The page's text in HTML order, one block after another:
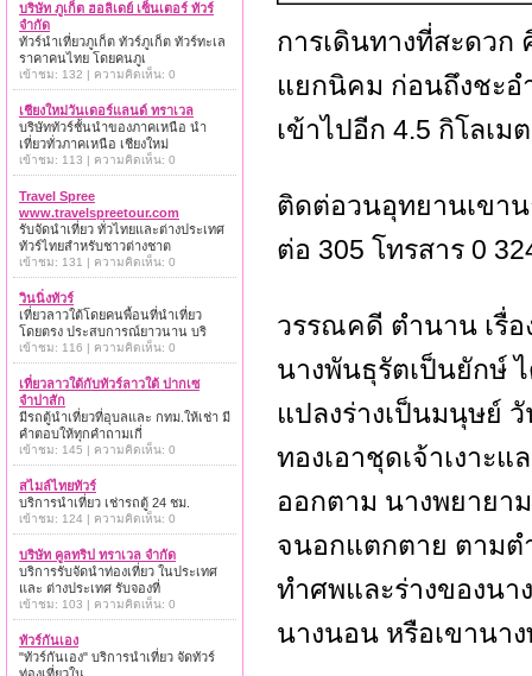
การเดินทางที่สะดวก
แยกนิคม ก่อนถึงชะอ
เข้าไปอีก 4.5 กิโลเม
ติดต่อวนอุทยานเขาน
ต่อ 305 โทรสาร 0
วรรณคดี ตำนาน เรื่อ
นางพันธุรัตเป็นยักษ์
แปลงร่างเป็นมนุษย์
ทองเอาชุดเจ้าเงาะ
ออกตาม นางพยายา
จนอกแตกตาย ตามต
ทำศพและร่างของนา
นางนอน หรือเขานา
บริษัท ภูเก็ต ฮอลิเดย์ เซ็นเตอร์ ทัวร์
จำกัด
ทัวร์นำเที่ยวภูเก็ต ทัวร์ภูเก็ต ทัวร์ทะเล
ราคาคนไทย โดยคนภูเ
เข้าชม: 132 | ความคิดเห็น: 0
เชียงใหม่วันเดอร์แลนด์ ทราเวล
บริษัททัวร์ชั้นนำของภาคเหนือ นำ
เที่ยวทั่วภาคเหนือ เชียงใหม่
เข้าชม: 113 | ความคิดเห็น: 0
Travel Spree
www.travelspreetour.com
รับจัดนำเที่ยว ทั่วไทยและต่างประเทศ
ทัวร์ไทยสำหรับชาวต่างชาต
เข้าชม: 131 | ความคิดเห็น: 0
วินนิ่งทัวร์
เที่ยวลาวใต้โดยคนพื้อนที่นำเที่ยว
โดยตรง ประสบการณ์ยาวนาน บริ
เข้าชม: 116 | ความคิดเห็น: 0
เที่ยวลาวใต้กับทัวร์ลาวใต้ ปากเซ
จำปาสัก
มีรถตู้นำเที่ยวที่อุบลและ กทม.ให้เช่า มี
คำตอบให้ทุกคำถามเกี่
เข้าชม: 145 | ความคิดเห็น: 0
สไมล์ไทยทัวร์
บริการนำเที่ยว เช่ารถตู้ 24 ชม.
เข้าชม: 124 | ความคิดเห็น: 0
บริษัท คูลทริป ทราเวล จำกัด
บริการรับจัดนำท่องเที่ยว ในประเทศ
และ ต่างประเทศ รับจองที่
เข้าชม: 103 | ความคิดเห็น: 0
ทัวร์กันเอง
"ทัวร์กันเอง" บริการนำเที่ยว จัดทัวร์